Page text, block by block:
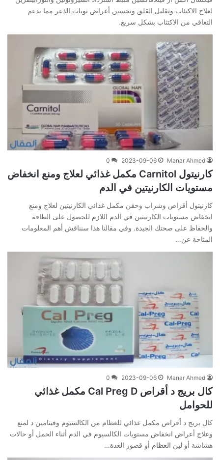
لعلاج الاكتئاب وتقليل القلق وتحسين أعراض نوبات الذعر مما يدعم
التعافي من الاكتئاب بشكل سريع.
Manar Ahmed
2023-09-06
0
كارنيتول Carnitol مكمل غذائي لعلاج ومنع انخفاض
مستويات الكارنيتين في الدم
كارنيتول أقراص وشراب وحقن مكمل غذائي الكارنيتين لعلاج ومنع
انخفاض مستويات الكارنيتين في الدم اللازم للحصول على الطاقة
والحفاظ على صحتك الجيدة. وفي‌ ‌مقالنا‌ ‌هذا‌ ‌سنناقش‌ ‌أهم‌ ‌المعلومات‌
‌المتاحة‌ ‌عن‌…
Manar Ahmed
2023-09-06
0
كال بريج د أقراص Cal Preg D مكمل غذائي
للحوامل
كال بريج د أقراص مكمل غذائي للعظام من الكالسيوم وفيتامين د لمنع
وعلاج أعراض انخفاض مستويات الكالسيوم في الدم أثناء الحمل أو حالات
هشاشة أو لين العظام أو قصور الغدة…